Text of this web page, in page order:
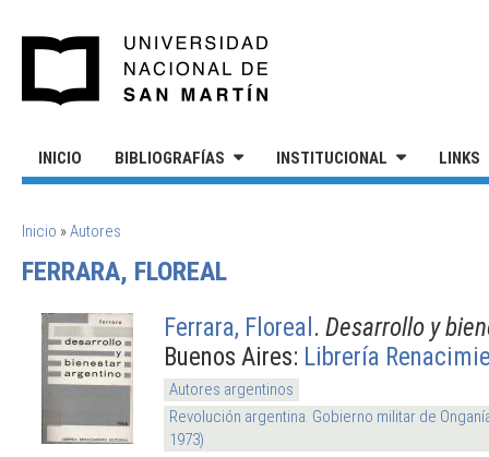
INICIO BIBLIOGRAFÍAS INSTITUCIONAL LINKS
SE ENCUENTRA USTED AQUÍ
Inicio »Autores
FERRARA, FLOREAL
Ferrara, Floreal. Desarrollo y
Buenos Aires: Librería
Autores argentinos
Revolución argentina. Gobierno militar de
1973)